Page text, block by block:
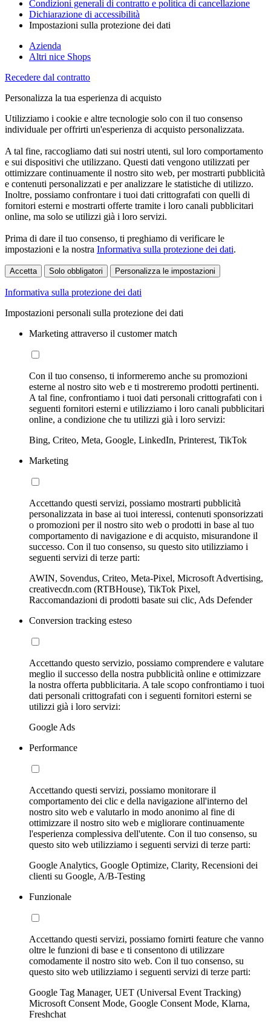
Condizioni generali di contratto e politica di cancellazione
Dichiarazione di accessibilità
Impostazioni sulla protezione dei dati
Azienda
Altri nice Shops
Recedere dal contratto
Personalizza la tua esperienza di acquisto
Utilizziamo i cookie e altre tecnologie solo con il tuo consenso
individuale per offrirti un'esperienza di acquisto personalizzata.
A tal fine, raccogliamo dati sui nostri utenti, sul loro comportamento
e sui dispositivi che utilizzano. Questi dati vengono utilizzati per
ottimizzare continuamente il nostro sito web, per mostrarti pubblicità
e contenuti personalizzati e per analizzare le statistiche di utilizzo.
Inoltre, possiamo confrontare i tuoi dati crittografati con quelli di
fornitori esterni e mostrarti offerte tramite i loro canali pubblicitari
online, ma solo se utilizzi già i loro servizi.
Prima di dare il tuo consenso, ti preghiamo di verificare le
impostazioni e la nostra Informativa sulla protezione dei dati.
Accetta Solo obbligatori Personalizza le impostazioni
Informativa sulla protezione dei dati
Impostazioni personali sulla protezione dei dati
Marketing attraverso il customer match
Con il tuo consenso, ti informeremo anche su promozioni
esterne al nostro sito web e ti mostreremo prodotti pertinenti.
A tal fine, confrontiamo i tuoi dati personali crittografati con i
seguenti fornitori esterni e utilizziamo i loro canali pubblicitari
online, a condizione che tu utilizzi già i loro servizi:
Bing, Criteo, Meta, Google, LinkedIn, Printerest, TikTok
Marketing
Accettando questi servizi, possiamo mostrarti pubblicità
personalizzata in base ai tuoi interessi, contenuti sponsorizzati
o promozioni per il nostro sito web o prodotti in base al tuo
comportamento di navigazione e di acquisto, misurandone il
successo. Con il tuo consenso, su questo sito utilizziamo i
seguenti servizi di terze parti:
AWIN, Sovendus, Criteo, Meta-Pixel, Microsoft Advertising,
creativecdn.com (RTBHouse), TikTok Pixel,
Raccomandazioni di prodotti basate sui clic, Ads Defender
Conversion tracking esteso
Accettando questo servizio, possiamo comprendere e valutare
meglio il successo della nostra pubblicità online e ottimizzare
la nostra offerta pubblicitaria. A tale scopo confrontiamo i tuoi
dati personali crittografati con i seguenti fornitori esterni se
utilizzi già i loro servizi:
Google Ads
Performance
Accettando questi servizi, possiamo monitorare il
comportamento dei clic e della navigazione all'interno del
nostro sito web e valutarlo in modo anonimo al fine di
ottimizzare il nostro sito web e migliorare continuamente
l'esperienza complessiva dell'utente. Con il tuo consenso, su
questo sito web utilizziamo i seguenti servizi di terze parti:
Google Analytics, Google Optimize, Clarity, Recensioni dei
clienti su Google, A/B-Testing
Funzionale
Accettando questi servizi, possiamo fornirti feature che vanno
oltre le funzioni di base e ti consentono di utilizzare
comodamente il nostro sito web. Con il tuo consenso, su
questo sito web utilizziamo i seguenti servizi di terze parti:
Google Tag Manager, UET (Universal Event Tracking)
Microsoft Consent Mode, Google Consent Mode, Klarna,
Freshchat